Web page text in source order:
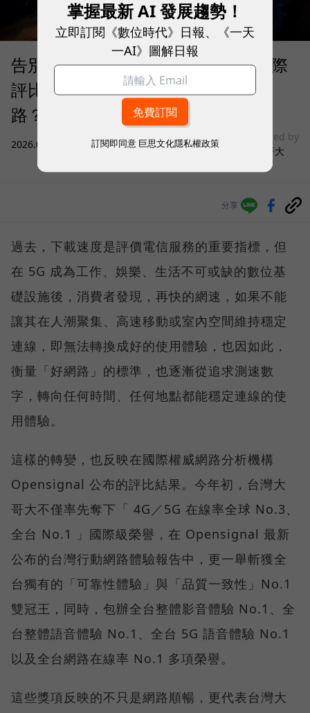
告別「極速迷思」！Opensignal 國際
評比揭密：什麼才是 5G 時代的好網
路？
2026.08.03 3C生活
sponsored by
台灣大哥大
分享
過去，下載速度是評價電信服務的重要指標，但
在 5G 成為工作、娛樂、生活不可或缺的數位基
礎設施後，消費者發現，再快的網速，如果不能
讓其在人潮聚集、高速移動或室內空間維持穩定
連線，即無法轉換成好的使用體驗，也因如此，
衡量「好網路」的標準，也逐漸從追求測速數
字，轉向任何時間、任何地點都能穩定連線的使
用體驗。
這樣的轉變，也反映在國際權威網路分析機構
Opensignal 公布的評比結果。今年初，台灣大
哥大不僅率先奪下「 4G／5G 在線率全球 No.3、
全台 No.1 」國際級榮譽，在 Opensignal 最新
公布的台灣行動網路體驗報告中，更一舉斬獲全
台獨有的「可靠性體驗」與「品質一致性」No.1
雙冠王，同時，包辦全台整體影音體驗 No.1、全
台整體語音體驗 No.1、全台 5G 語音體驗 No.1
以及全台網路在線率 No.1 多項榮譽。
這些獎項反映的不只是網路順暢，更代表台灣大
掌握最新 AI 發展趨勢！
立即訂閱《數位時代》日報、《一天
一AI》圖解日報
訂閱即同意 巨思文化隱私權政策